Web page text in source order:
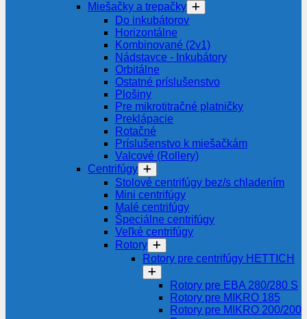
Miešačky a trepačky
Do inkubátorov
Horizontálne
Kombinované (2v1)
Nádstavce - Inkubátory
Orbitálne
Ostatné príslušenstvo
Plošiny
Pre mikrotitračné platničky
Preklápacie
Rotačné
Príslušenstvo k miešačkám
Valcové (Rollery)
Centrifúgy
Stolové centrifúgy bez/s chladením
Mini centrifúgy
Malé centrifúgy
Špeciálne centrifúgy
Veľké centrifúgy
Rotory
Rotory pre centrifúgy HETTICH
Rotory pre EBA 280/280 S
Rotory pre MIKRO 185
Rotory pre MIKRO 200/200